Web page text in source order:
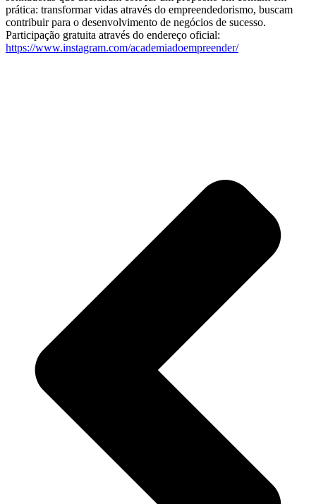
prática: transformar vidas através do empreendedorismo, buscam
contribuir para o desenvolvimento de negócios de sucesso.
Participação gratuita através do endereço oficial:
https://www.instagram.com/academiadoempreender/